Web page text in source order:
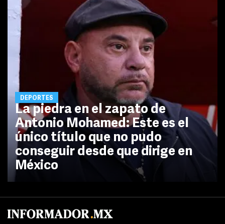
DEPORTES
La piedra en el zapato de
Antonio Mohamed: Este es el
único título que no pudo
conseguir desde que dirige en
México